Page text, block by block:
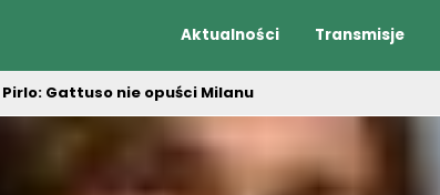
Aktualności Transmisje
Pirlo: Gattuso nie opuści Milanu